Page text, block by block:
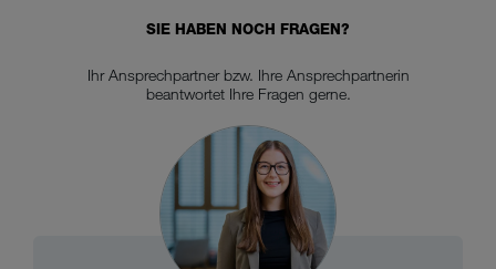
SIE HABEN NOCH FRAGEN?
Ihr Ansprechpartner bzw. Ihre Ansprechpartnerin
beantwortet Ihre Fragen gerne.